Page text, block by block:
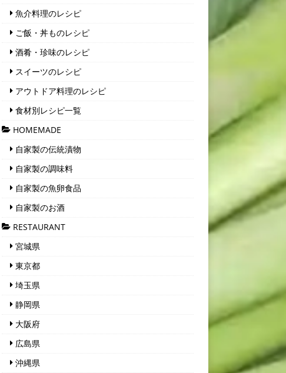
魚介料理のレシピ
ご飯・丼ものレシピ
酒肴・珍味のレシピ
スイーツのレシピ
アウトドア料理のレシピ
食材別レシピ一覧
HOMEMADE
自家製の伝統漬物
自家製の調味料
自家製の魚卵食品
自家製のお酒
RESTAURANT
宮城県
東京都
埼玉県
静岡県
大阪府
広島県
沖縄県